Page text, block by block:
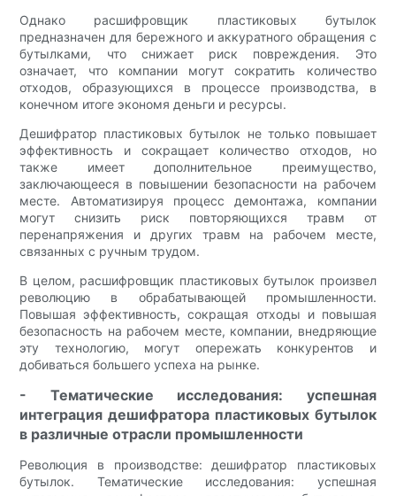
Однако расшифровщик пластиковых бутылок
предназначен для бережного и аккуратного обращения с
бутылками, что снижает риск повреждения. Это
означает, что компании могут сократить количество
отходов, образующихся в процессе производства, в
конечном итоге экономя деньги и ресурсы.
Дешифратор пластиковых бутылок не только повышает
эффективность и сокращает количество отходов, но
также имеет дополнительное преимущество,
заключающееся в повышении безопасности на рабочем
месте. Автоматизируя процесс демонтажа, компании
могут снизить риск повторяющихся травм от
перенапряжения и других травм на рабочем месте,
связанных с ручным трудом.
В целом, расшифровщик пластиковых бутылок произвел
революцию в обрабатывающей промышленности.
Повышая эффективность, сокращая отходы и повышая
безопасность на рабочем месте, компании, внедряющие
эту технологию, могут опережать конкурентов и
добиваться большего успеха на рынке.
- Тематические исследования: успешная
интеграция дешифратора пластиковых бутылок
в различные отрасли промышленности
Революция в производстве: дешифратор пластиковых
бутылок. Тематические исследования: успешная